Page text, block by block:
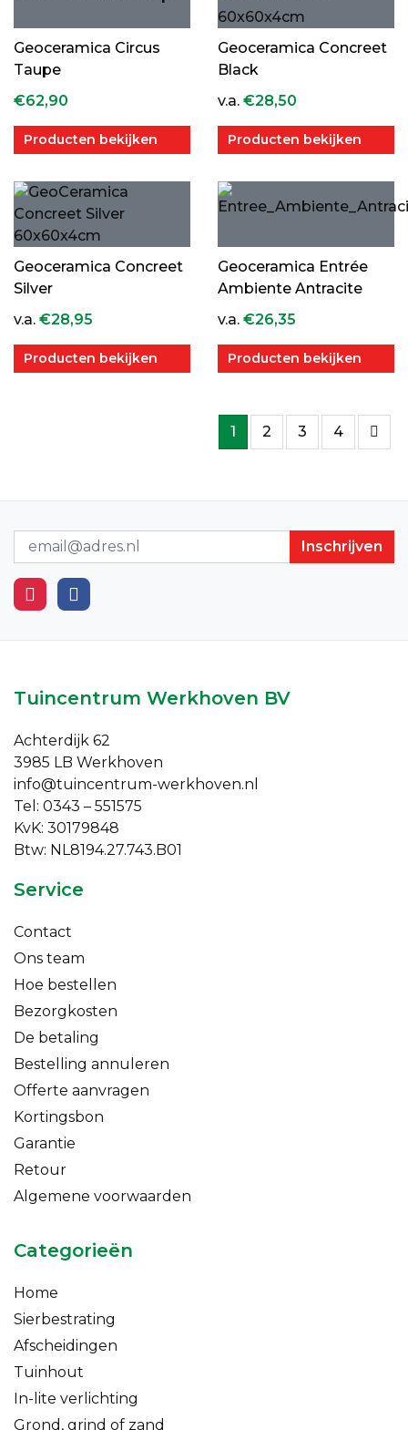
Geoceramica Circus
Taupe
€62,90
Producten bekijken
Geoceramica Concreet
Black
v.a. €28,50
Producten bekijken
Geoceramica Concreet
Silver
v.a. €28,95
Producten bekijken
Geoceramica Entrée
Ambiente Antracite
v.a. €26,35
Producten bekijken
1 2 3 4
Nieuwsbrief
Tuincentrum Werkhoven BV
Achterdijk 62
3985 LB Werkhoven
info@tuincentrum-werkhoven.nl
Tel: 0343 – 551575
KvK: 30179848
Btw: NL8194.27.743.B01
Service
Contact
Ons team
Hoe bestellen
Bezorgkosten
De betaling
Bestelling annuleren
Offerte aanvragen
Kortingsbon
Garantie
Retour
Algemene voorwaarden
Categorieën
Home
Sierbestrating
Afscheidingen
Tuinhout
In-lite verlichting
Grond, grind of zand